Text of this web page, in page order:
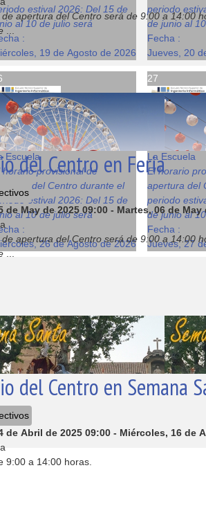
estival 2026: Del 15 de
al 10 de julio será
:
19 de Agosto de 2026
periodo
de junio al
Fecha :
Jueves, 20
de verano del Centro
Escuela
horario provisional de
del Centro durante el
estival 2026: Del 15 de
al 10 de julio será
:
26 de Agosto de 2026
27
Horario de
La Escuela
El horario
apertura del
periodo
de junio al
Fecha :
Jueves, 27
apertura del Centro será de 9:00 a 14:00
...
del Centro en Feria
de May de 2025 09:00 - Martes, 06 de May
apertura del Centro será de 9:00 a 14:00
...
del Centro en Semana
de Abril de 2025 09:00 - Miércoles, 16 de
9:00 a 14:00 horas.